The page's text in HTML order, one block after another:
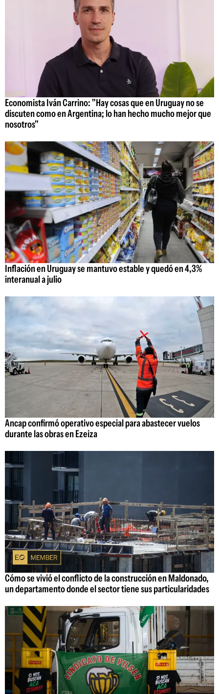
Economista Iván Carrino: "Hay cosas que en Uruguay no se
discuten como en Argentina; lo han hecho mucho mejor que
nosotros"
Inflación en Uruguay se mantuvo estable y quedó en 4,3%
interanual a julio
Ancap confirmó operativo especial para abastecer vuelos
durante las obras en Ezeiza
Cómo se vivió el conflicto de la construcción en Maldonado,
un departamento donde el sector tiene sus particularidades